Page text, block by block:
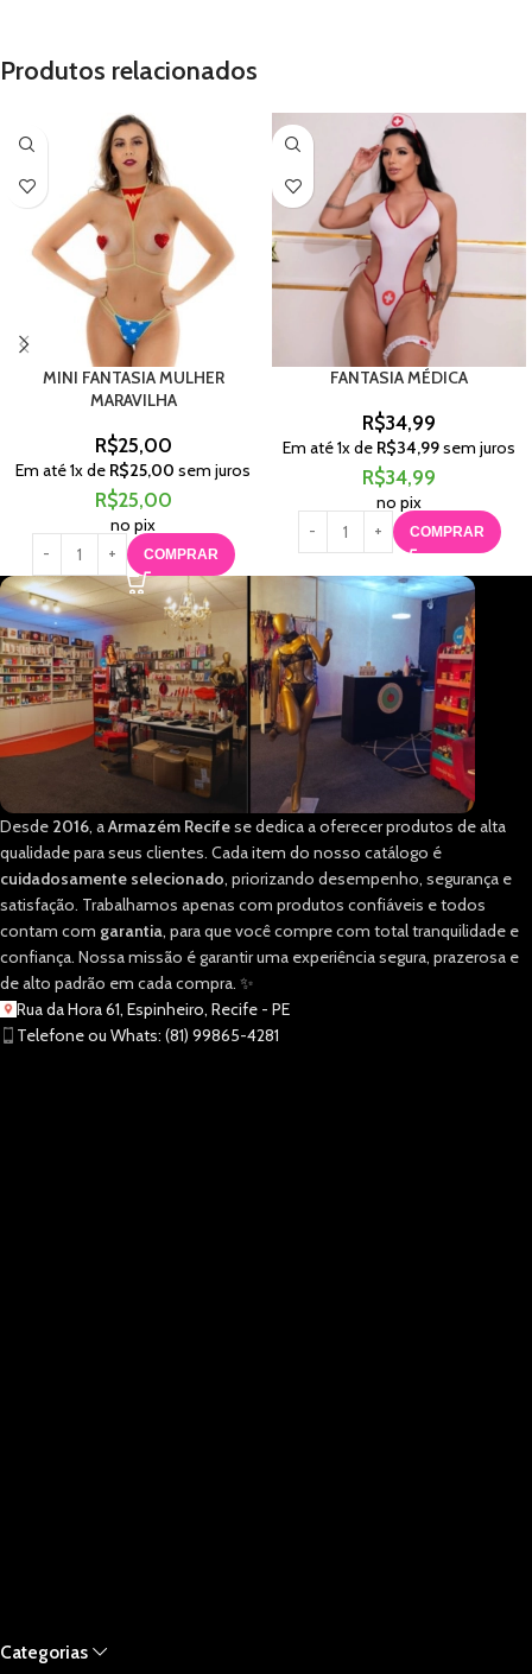
Produtos relacionados
MINI FANTASIA MULHER
MARAVILHA
R$25,00
Em até1x de R$25,00 sem juros
R$25,00
no pix
COMPRAR
FANTASIA MÉDICA
R$34,99
Em até1x de R$34,99sem juros
R$34,99
no pix
COMPRAR
Desde 2016, aArmazém Recifese dedica a oferecer produtos de alta
qualidade para seus clientes. Cada item do nosso catálogo é
cuidadosamente selecionado, priorizando desempenho, segurança e
satisfação. Trabalhamos apenas com produtos confiáveis e todos
contam com garantia, para que você compre com total tranquilidade e
confiança. Nossa missão é garantir uma experiência segura, prazerosa e
de alto padrão em cada compra. ✨
Rua da Hora 61, Espinheiro, Recife - PE
Telefone ou Whats: (81) 99865-4281
Categorias